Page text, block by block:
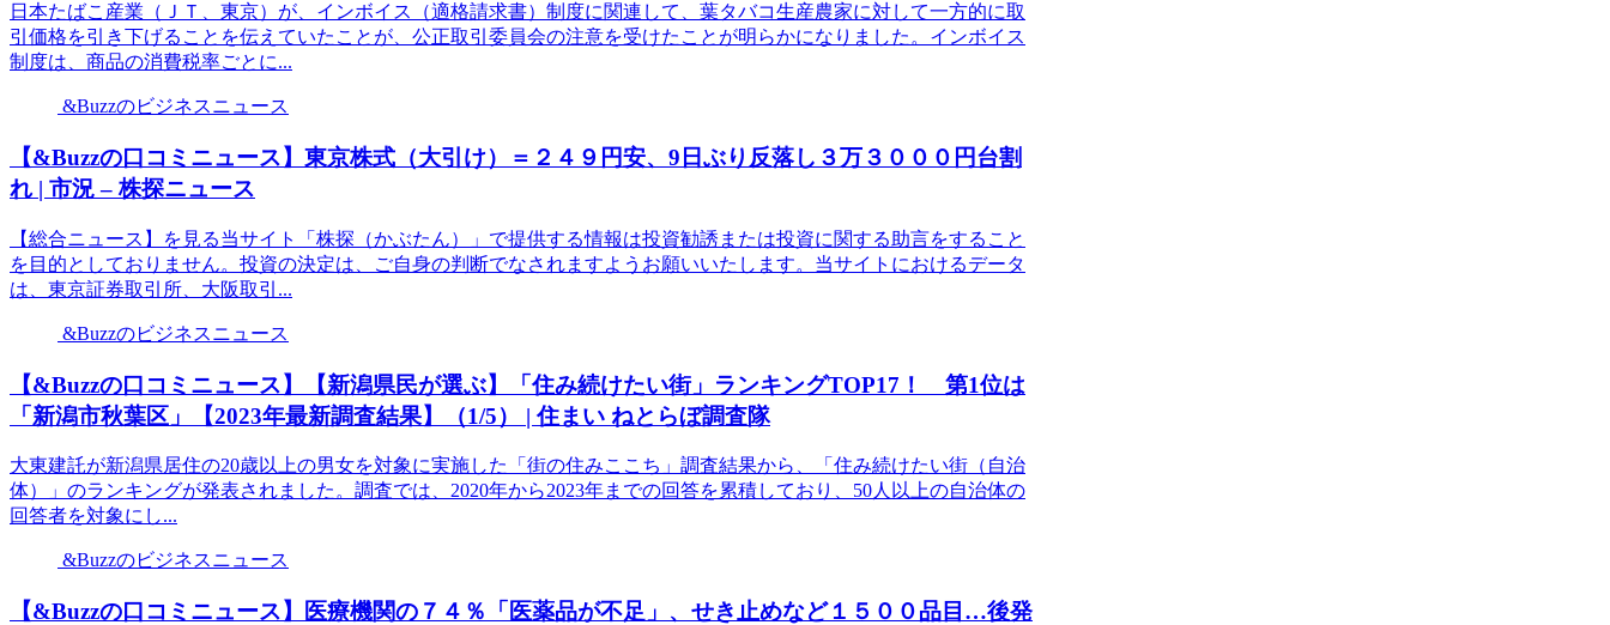
日本たばこ産業（ＪＴ、東京）が、インボイス（適格請求書）制度に関連して、葉タバコ生産農家に対して一方的に取
引価格を引き下げることを伝えていたことが、公正取引委員会の注意を受けたことが明らかになりました。インボイス
制度は、商品の消費税率ごとに...
&Buzzのビジネスニュース
【&Buzzの口コミニュース】東京株式（大引け）＝２４９円安、9日ぶり反落し３万３０００円台割
れ | 市況 – 株探ニュース
【総合ニュース】を見る当サイト「株探（かぶたん）」で提供する情報は投資勧誘または投資に関する助言をすること
を目的としておりません。投資の決定は、ご自身の判断でなされますようお願いいたします。当サイトにおけるデータ
は、東京証券取引所、大阪取引...
&Buzzのビジネスニュース
【&Buzzの口コミニュース】【新潟県民が選ぶ】「住み続けたい街」ランキングTOP17！ 第1位は
「新潟市秋葉区」【2023年最新調査結果】（1/5） | 住まい ねとらぼ調査隊
大東建託が新潟県居住の20歳以上の男女を対象に実施した「街の住みここち」調査結果から、「住み続けたい街（自治
体）」のランキングが発表されました。調査では、2020年から2023年までの回答を累積しており、50人以上の自治体の
回答者を対象にし...
&Buzzのビジネスニュース
【&Buzzの口コミニュース】医療機関の７４％「医薬品が不足」、せき止めなど１５００品目…後発